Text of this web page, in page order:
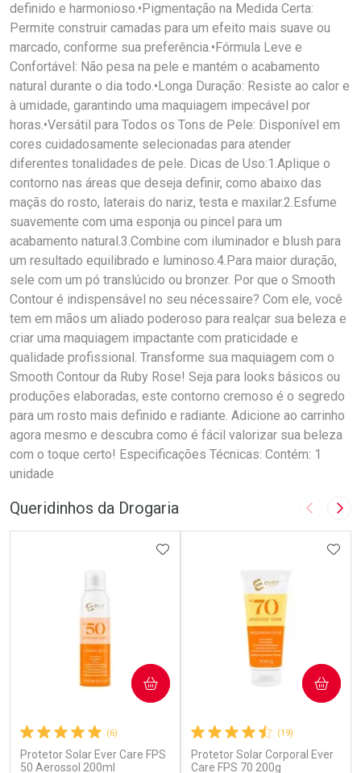
definido e harmonioso.•Pigmentação na Medida Certa:
Permite construir camadas para um efeito mais suave ou
marcado, conforme sua preferência.•Fórmula Leve e
Confortável: Não pesa na pele e mantém o acabamento
natural durante o dia todo.•Longa Duração: Resiste ao calor e
à umidade, garantindo uma maquiagem impecável por
horas.•Versátil para Todos os Tons de Pele: Disponível em
cores cuidadosamente selecionadas para atender
diferentes tonalidades de pele. Dicas de Uso:1.Aplique o
contorno nas áreas que deseja definir, como abaixo das
maçãs do rosto, laterais do nariz, testa e maxilar.2.Esfume
suavemente com uma esponja ou pincel para um
acabamento natural.3.Combine com iluminador e blush para
um resultado equilibrado e luminoso.4.Para maior duração,
sele com um pó translúcido ou bronzer. Por que o Smooth
Contour é indispensável no seu nécessaire? Com ele, você
tem em mãos um aliado poderoso para realçar sua beleza e
criar uma maquiagem impactante com praticidade e
qualidade profissional. Transforme sua maquiagem com o
Smooth Contour da Ruby Rose! Seja para looks básicos ou
produções elaboradas, este contorno cremoso é o segredo
para um rosto mais definido e radiante. Adicione ao carrinho
agora mesmo e descubra como é fácil valorizar sua beleza
com o toque certo! Especificações Técnicas: Contém: 1
unidade
Queridinhos da Drogaria Imagem
(6)
Protetor Solar Ever Care FPS
50 Aerossol 200ml
ADICIONAR AOS FAVORITOS
COMPRAR
(19)
Protetor Solar Corporal Ever
Care FPS 70 200g
COMPRAR